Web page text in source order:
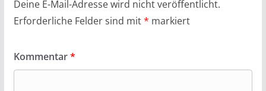
Deine E-Mail-Adresse wird nicht veröffentlicht.
Erforderliche Felder sind mit* markiert
Kommentar*